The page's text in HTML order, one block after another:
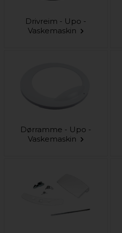
Drivreim - Upo -
Vaskemaskin
Dørramme - Upo -
Vaskemaskin